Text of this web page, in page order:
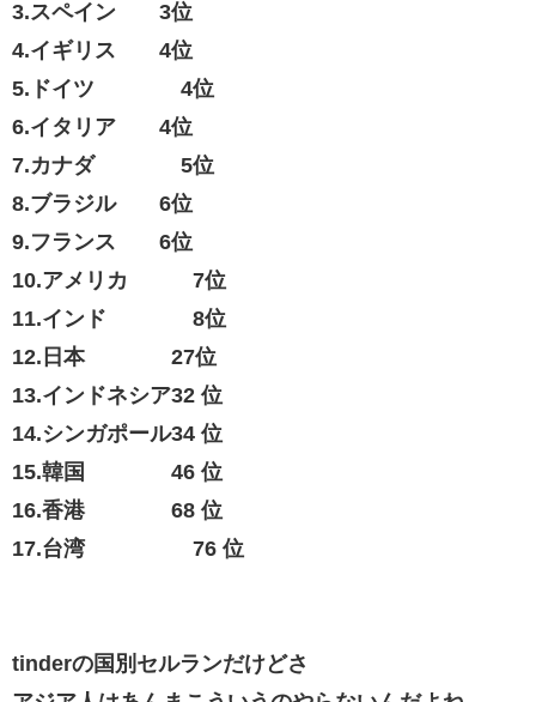
3.スペイン 3位
4.イギリス 4位
5.ドイツ 4位
6.イタリア 4位
7.カナダ 5位
8.ブラジル 6位
9.フランス 6位
10.アメリカ 7位
11.インド 8位
12.日本 27位
13.インドネシア32 位
14.シンガポール34 位
15.韓国 46 位
16.香港 68 位
17.台湾 76 位
tinderの国別セルランだけどさ